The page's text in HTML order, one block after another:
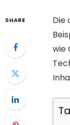
SHARE
Die
wie